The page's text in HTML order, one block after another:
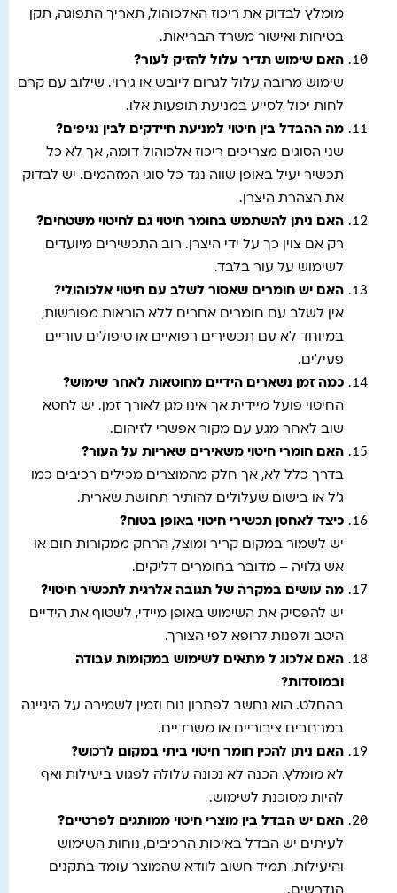
מומלץ לבדוק את ריכוז האלכוהול, תאריך התפוגה, תקן
בטיחות ואישור משרד הבריאות.
האם שימוש תדיר עלול להזיק לעור?
שימוש מרובה עלול לגרום ליובש או גירוי. שילוב עם קרם
לחות יכול לסייע במניעת תופעות אלו.
מה ההבדל בין חיטוי למניעת חיידקים לבין נגיפים?
שני הסוגים מצריכים ריכוז אלכוהול דומה, אך לא כל
תכשיר יעיל באופן שווה נגד כל סוגי המזהמים. יש לבדוק
את הצהרת היצרן.
האם ניתן להשתמש בחומר חיטוי גם לחיטוי משטחים?
רק אם צוין כך על ידי היצרן. רוב התכשירים מיועדים
לשימוש על עור בלבד.
האם יש חומרים שאסור לשלב עם חיטוי אלכוהולי?
אין לשלב עם חומרים אחרים ללא הוראות מפורשות,
במיוחד לא עם תכשירים רפואיים או טיפולים עוריים
פעילים.
כמה זמן נשארים הידיים מחוטאות לאחר שימוש?
החיטוי פועל מיידית אך אינו מגן לאורך זמן. יש לחטא
שוב לאחר מגע עם מקור אפשרי לזיהום.
האם חומרי חיטוי משאירים שאריות על העור?
בדרך כלל לא, אך חלק מהמוצרים מכילים רכיבים כמו
ג’ל או בישום שעלולים להותיר תחושת שארית.
כיצד לאחסן תכשירי חיטוי באופן בטוח?
יש לשמור במקום קריר ומוצל, הרחק ממקורות חום או
אש גלויה – מדובר בחומרים דליקים.
מה עושים במקרה של תגובה אלרגית לתכשיר חיטוי?
יש להפסיק את השימוש באופן מיידי, לשטוף את הידיים
היטב ולפנות לרופא לפי הצורך.
האם אלכוג ל מתאים לשימוש במקומות עבודה
ובמוסדות?
בהחלט. הוא נחשב לפתרון נוח וזמין לשמירה על היגיינה
במרחבים ציבוריים או משרדיים.
האם ניתן להכין חומר חיטוי ביתי במקום לרכוש?
לא מומלץ. הכנה לא נכונה עלולה לפגוע ביעילות ואף
להיות מסוכנת לשימוש.
האם יש הבדל בין מוצרי חיטוי ממותגים לפרטיים?
לעיתים יש הבדל באיכות הרכיבים, נוחות השימוש
והיעילות. תמיד חשוב לוודא שהמוצר עומד בתקנים